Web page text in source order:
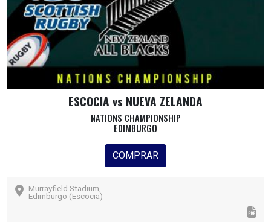
ESCOCIA vs NUEVA ZELANDA
NATIONS CHAMPIONSHIP
EDIMBURGO
COMPRAR
Murrayfield Stadium,
Edimburgo (Escocia)